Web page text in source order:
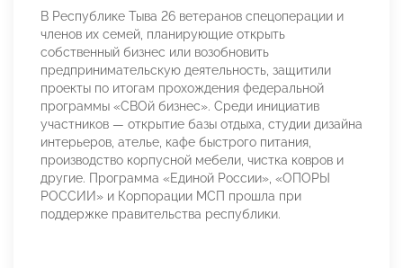
В Республике Тыва 26 ветеранов спецоперации и
членов их семей, планирующие открыть
собственный бизнес или возобновить
предпринимательскую деятельность, защитили
проекты по итогам прохождения федеральной
программы «СВОй бизнес». Среди инициатив
участников — открытие базы отдыха, студии дизайна
интерьеров, ателье, кафе быстрого питания,
производство корпусной мебели, чистка ковров и
другие. Программа «Единой России», «ОПОРЫ
РОССИИ» и Корпорации МСП прошла при
поддержке правительства республики.